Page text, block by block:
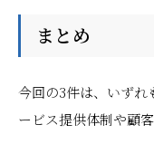
まとめ
今回の3件は、いずれ
ービス提供体制や顧